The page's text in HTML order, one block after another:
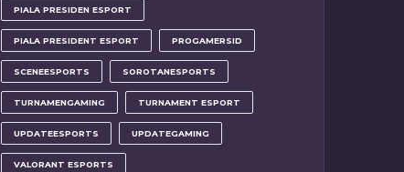
PIALA PRESIDEN ESPORT
PIALA PRESIDENT ESPORT PROGAMERSID
SCENEESPORTS SOROTANESPORTS
TURNAMENGAMING TURNAMENT ESPORT
UPDATEESPORTS UPDATEGAMING
VALORANT ESPORTS